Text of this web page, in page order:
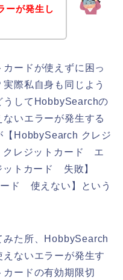
ーが発生し
ードが使えずに困っ
際私自身も同じよう
うしてHobbySearchの
いエラーが発生する
【HobbySearch クレジ
クレジットカード エ
トカード 失敗】
ド 使えない】という
みた所、HobbySearch
ないエラーが発生す
ードの有効期限切